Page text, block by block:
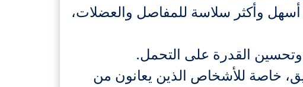
أسهل وأكثر سلاسة للمفاصل والعضلات،
القدرة على التحمل.
خاصة للأشخاص الذين يعانون من